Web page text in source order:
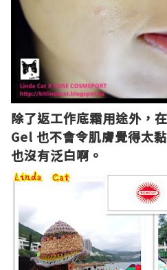
除了返工作底霜用途外，
Gel 也不會令肌膚覺得太
也沒有泛白啊。